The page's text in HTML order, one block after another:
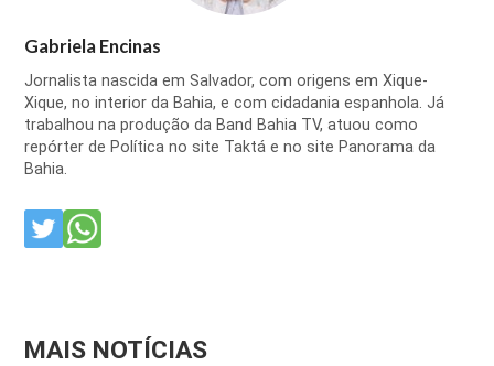
Gabriela Encinas
Jornalista nascida em Salvador, com origens em Xique-
Xique, no interior da Bahia, e com cidadania espanhola. Já
trabalhou na produção da Band Bahia TV, atuou como
repórter de Política no site Taktá e no site Panorama da
Bahia.
MAIS NOTÍCIAS